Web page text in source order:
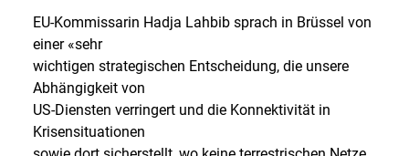
EU-Kommissarin Hadja Lahbib sprach in Brüssel von
einer «sehr
wichtigen strategischen Entscheidung, die unsere
Abhängigkeit von
US-Diensten verringert und die Konnektivität in
Krisensituationen